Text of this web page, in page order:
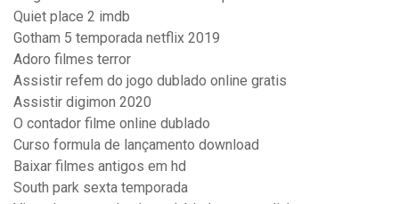
Quiet place 2 imdb
Gotham 5 temporada netflix 2019
Adoro filmes terror
Assistir refem do jogo dublado online gratis
Assistir digimon 2020
O contador filme online dublado
Curso formula de lançamento download
Baixar filmes antigos em hd
South park sexta temporada